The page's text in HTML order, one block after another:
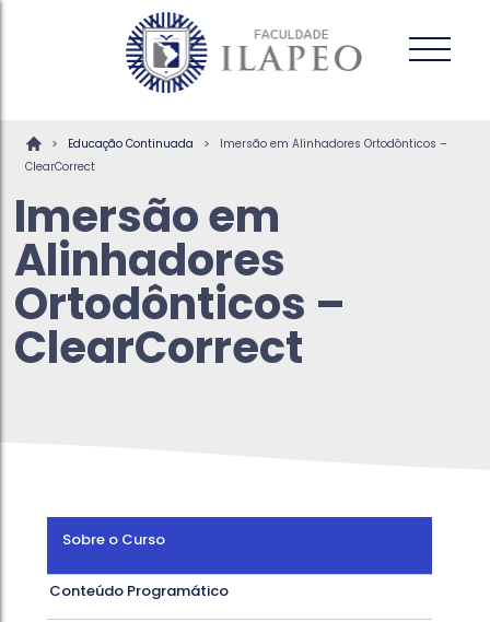
> Educação Continuada >
Imersão em Alinhadores Ortodônticos –
ClearCorrect
Imersão em
Alinhadores
Ortodônticos –
ClearCorrect
Sobre o Curso
Conteúdo Programático